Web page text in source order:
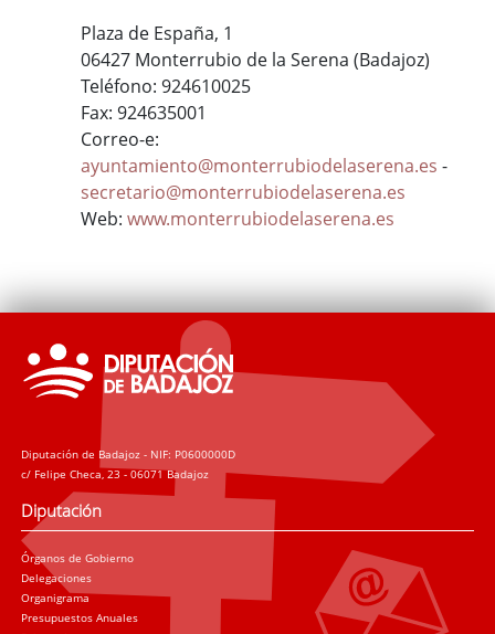
Plaza de España, 1
06427 Monterrubio de la Serena (Badajoz)
Teléfono: 924610025
Fax: 924635001
Correo-e:
ayuntamiento@monterrubiodelaserena.es -
secretario@monterrubiodelaserena.es
Web: www.monterrubiodelaserena.es
Diputación de Badajoz - NIF: P0600000D
c/ Felipe Checa, 23 - 06071 Badajoz
Diputación
Órganos de Gobierno
Delegaciones
Organigrama
Presupuestos Anuales